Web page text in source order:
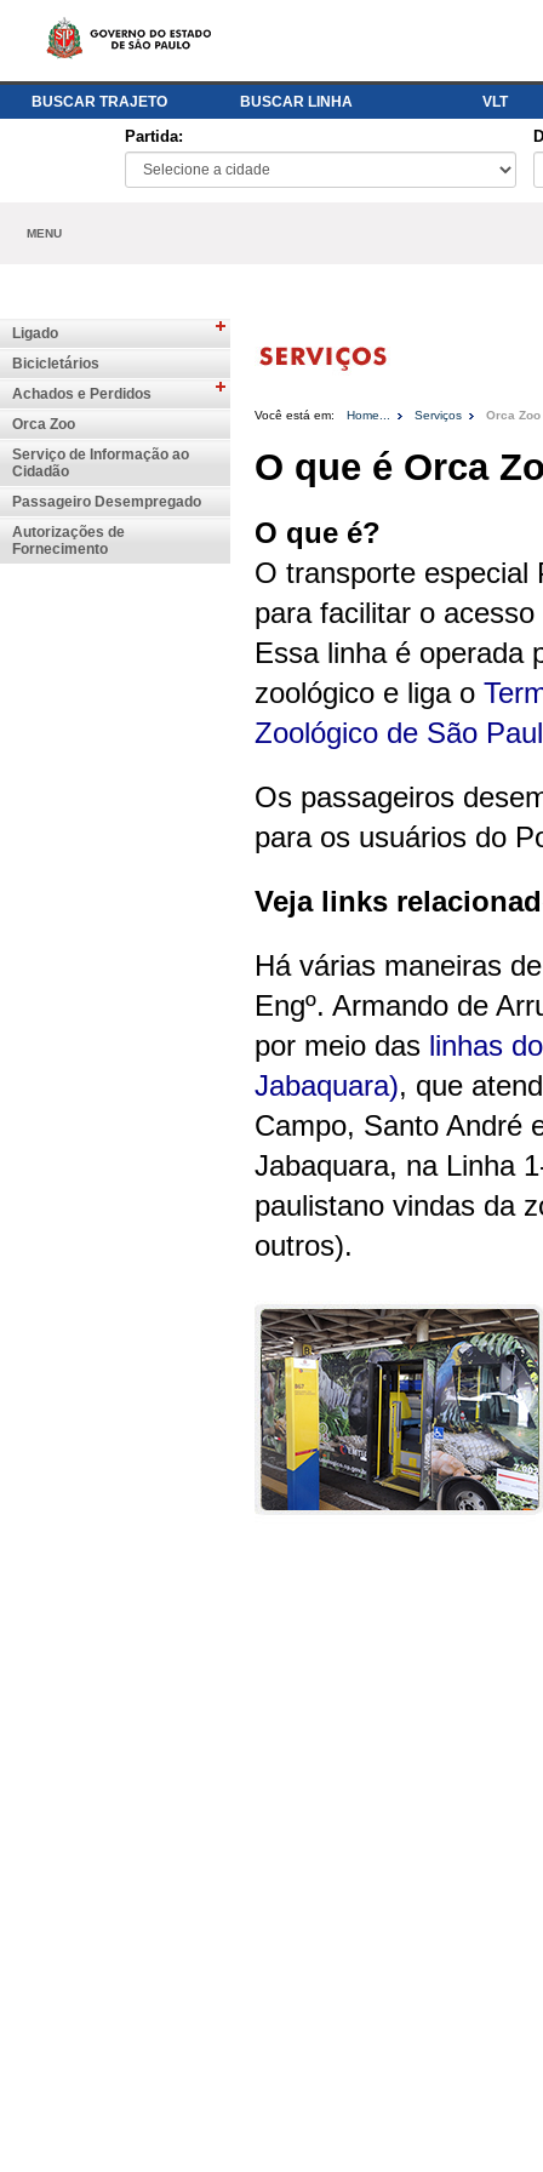
BUSCAR TRAJETO BUSCAR LINHA VLT
Partida:
MENU
Ligado
Bicicletários
Achados e Perdidos
Orca Zoo
Serviço de Informação ao
Cidadão
Passageiro Desempregado
Autorizações de
Fornecimento
Você está em: Home... Serviços Orca Zoo
O que é Orca
O que é?
O transporte especial
para facilitar o
Essa linha é operada
zoológico e liga o
Zoológico de São
Os passageiros
para os usuários do
Veja links
Há várias maneiras
Engº. Armando de
por meio das linhas
Jabaquara), que
Campo, Santo André
Jabaquara, na Linha
paulistano vindas da
outros).